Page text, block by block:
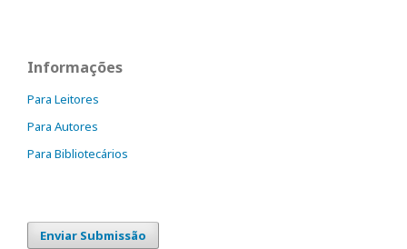
Informações
Para Leitores
Para Autores
Para Bibliotecários
Enviar Submissão